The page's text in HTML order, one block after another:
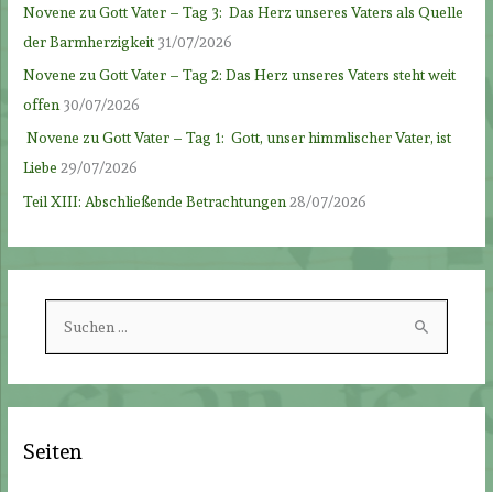
Novene zu Gott Vater – Tag 3: Das Herz unseres Vaters als Quelle
der Barmherzigkeit 31/07/2026
Novene zu Gott Vater – Tag 2: Das Herz unseres Vaters steht weit
offen 30/07/2026
Novene zu Gott Vater – Tag 1: Gott, unser himmlischer Vater, ist
Liebe 29/07/2026
Teil XIII: Abschließende Betrachtungen 28/07/2026
n
Seiten